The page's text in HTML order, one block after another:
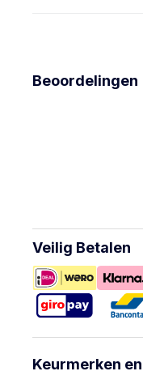
Beoordelingen
Veilig Betalen
Keurmerken